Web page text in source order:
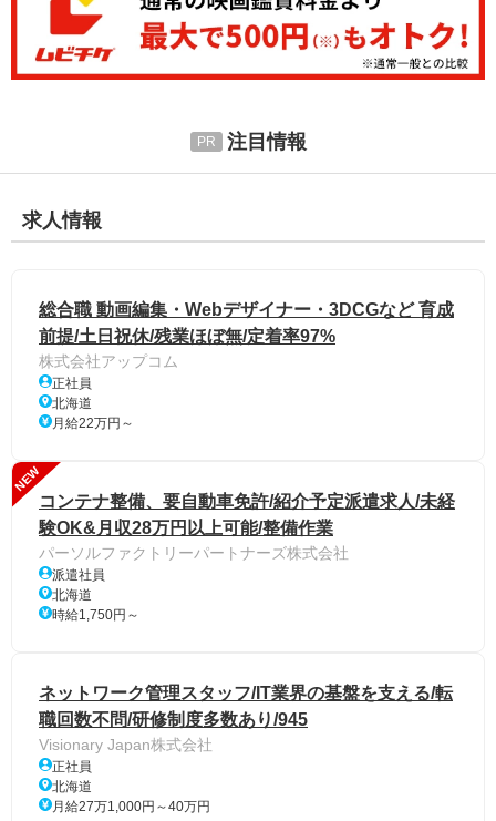
注目情報
求人情報
総合職 動画編集・Webデザイナー・3DCGなど 育成
前提/土日祝休/残業ほぼ無/定着率97%
株式会社アップコム
正社員
北海道
月給22万円～
NEW
コンテナ整備、要自動車免許/紹介予定派遣求人/未経
験OK&月収28万円以上可能/整備作業
パーソルファクトリーパートナーズ株式会社
派遣社員
北海道
時給1,750円～
ネットワーク管理スタッフ/IT業界の基盤を支える/転
職回数不問/研修制度多数あり/945
Visionary Japan株式会社
正社員
北海道
月給27万1,000円～40万円